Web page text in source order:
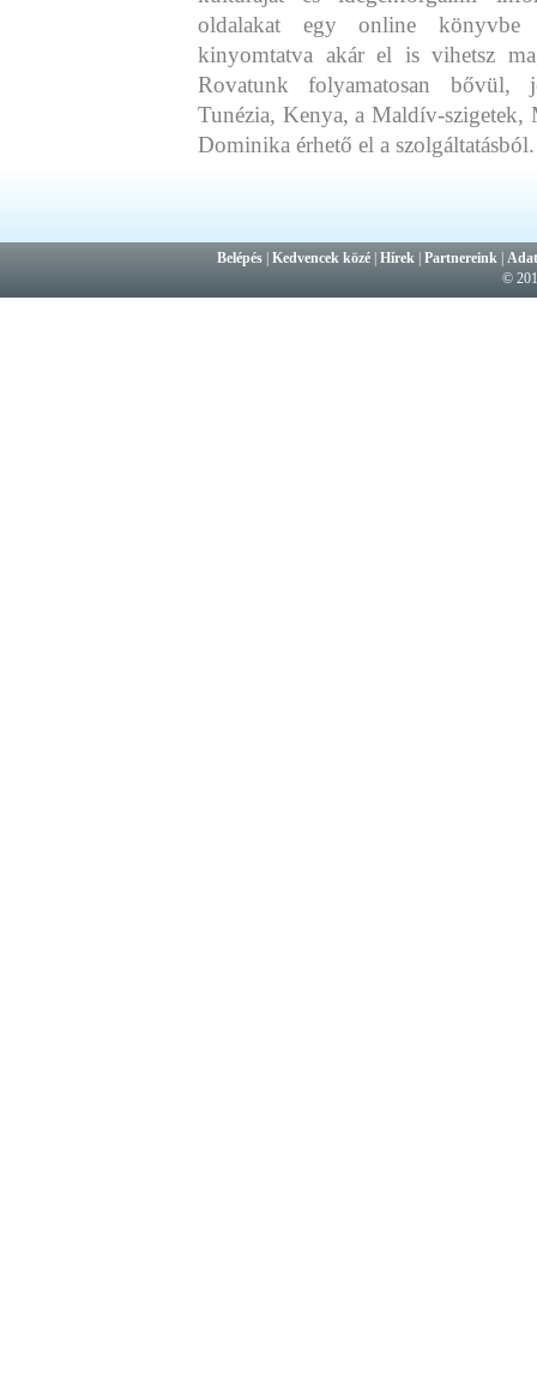
oldalakat egy online könyvbe
kinyomtatva akár el is vihetsz
Rovatunk folyamatosan bővül,
Tunézia, Kenya, a Maldív-
Dominika érhető el a szolgáltatásból.
Belépés |Kedvencek közé |Hírek |Partnereink |
©